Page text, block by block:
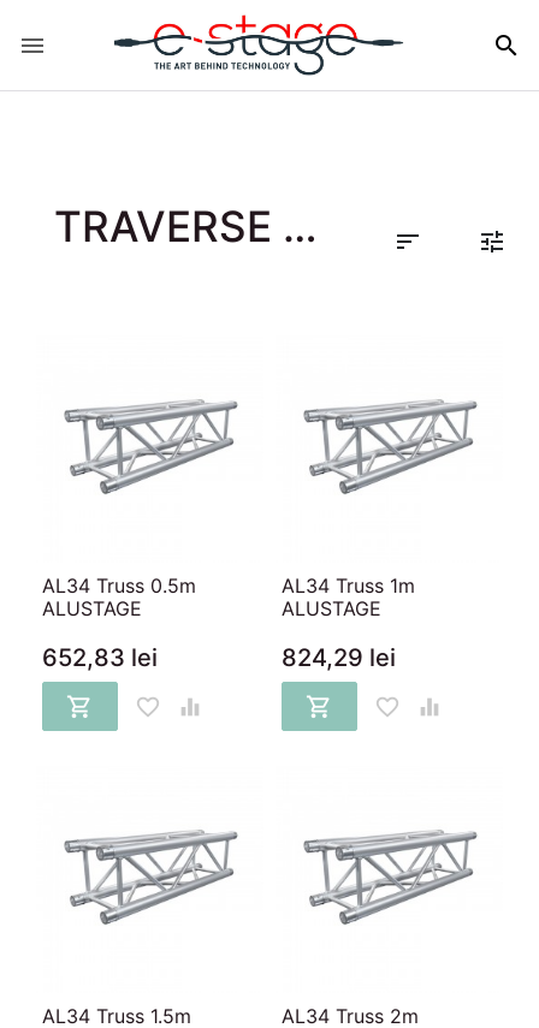
 
TRAVERSE 4 PUNCTE  
AL34 Truss 0.5m
ALUSTAGE
652,83 lei
  
AL34 Truss 1m
ALUSTAGE
824,29 lei
  
AL34 Truss 1.5m
AL34 Truss 2m